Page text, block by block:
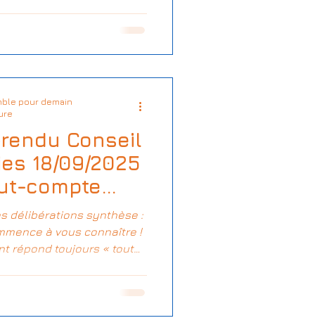
Conseil
18/09/2025
compte
Salias
à vous connaître !
répond toujours « tout
c’est comme ça… et que
pour demain